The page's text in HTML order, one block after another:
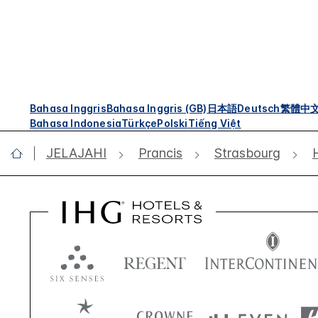
Bahasa InggrisBahasa Inggris (GB) 日本語Deutsch繁體中
Bahasa IndonesiaTürkçePolskiTiếng Việt
JELAJAHI Prancis Strasbourg